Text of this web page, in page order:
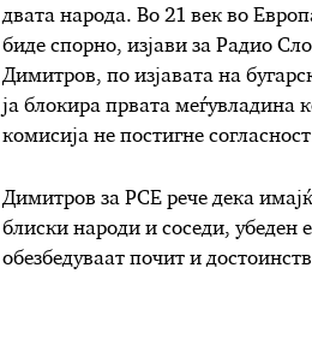
двата народа. Во 21 век во
биде спорно, изјави за Радио
Димитров, по изјавата на
ја блокира првата
комисија не постигне
Димитров за РСЕ рече дека
блиски народи и соседи, убеден
обезбедуваат почит и